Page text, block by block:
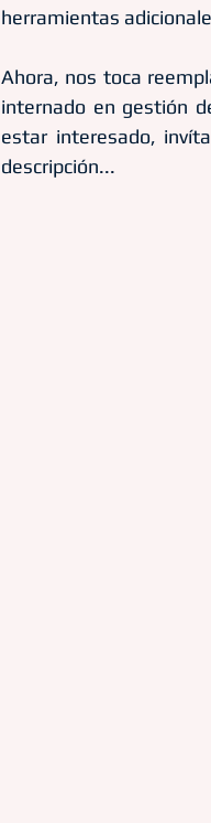
herramientas
Ahora, nos toca
internado en gestión
estar interesado,
descripción...